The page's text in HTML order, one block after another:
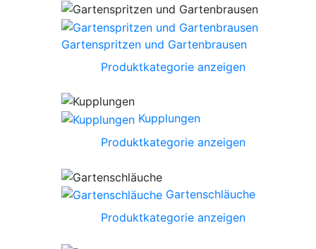
Gartenspritzen und Gartenbrausen
Produktkategorie anzeigen
Kupplungen
Produktkategorie anzeigen
Gartenschläuche
Produktkategorie anzeigen